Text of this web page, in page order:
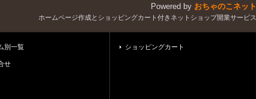
Powered by おちゃのこネット
ホームページ作成とショッピングカート付きネットショップ開業サービス
別一覧
せ
ショッピングカート